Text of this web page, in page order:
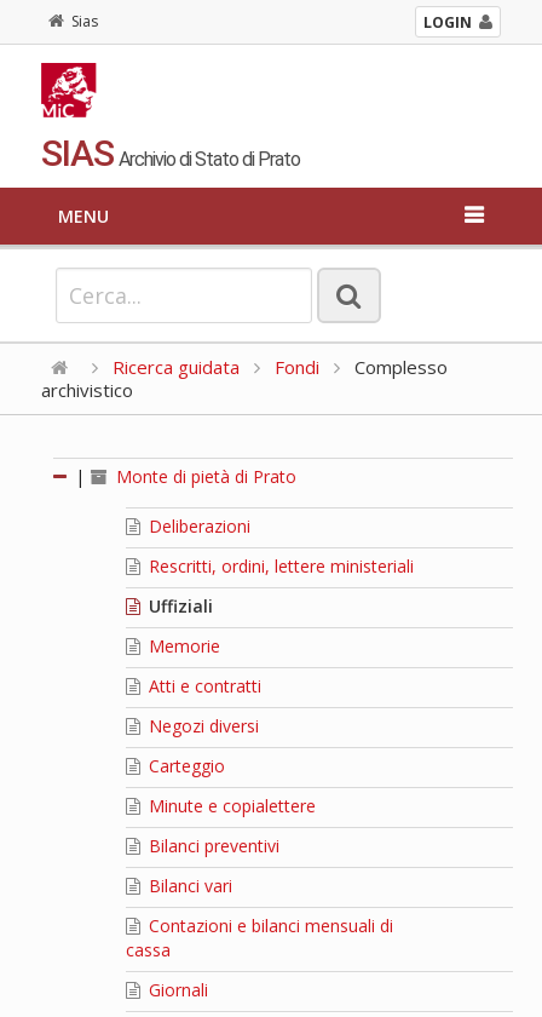
Sias LOGIN
SIAS Archivio di Stato di Prato
MENU
Ricerca guidata Fondi
Complesso
archivistico
| Monte di pietà di Prato
Deliberazioni
Rescritti, ordini, lettere ministeriali
Uffiziali
Memorie
Atti e contratti
Negozi diversi
Carteggio
Minute e copialettere
Bilanci preventivi
Bilanci vari
Contazioni e bilanci mensuali di
cassa
Giornali